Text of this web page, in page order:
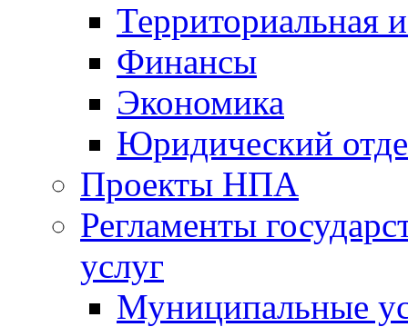
Территориальная
Финансы
Экономика
Юридический
Проекты НПА
Регламенты
услуг
Муниципальные